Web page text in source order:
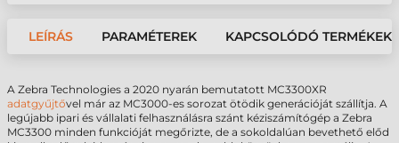
LEÍRÁS PARAMÉTEREK KAPCSOLÓDÓ TERMÉKEK
A Zebra Technologies a 2020 nyarán bemutatott MC3300XR
adatgyűjtővel már az MC3000-es sorozat ötödik generációját szállítja. A
legújabb ipari és vállalati felhasználásra szánt kéziszámítógép a Zebra
MC3300 minden funkcióját megőrizte, de a sokoldalúan bevethető előd